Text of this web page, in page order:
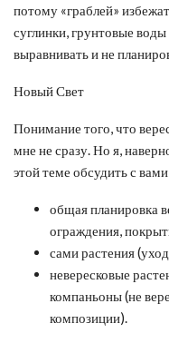
потому «граблей»
суглинки, грунтовые
выравнивать и не
Новый Свет
Понимание того, что
мне не сразу. Но я,
этой теме обсудить с
общая планировка
ограждения,
сами растения
невересковые
компаньоны (не
композиции).